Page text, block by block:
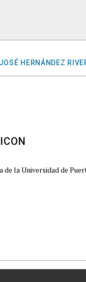
HERNÁNDEZ
de la Universidad de